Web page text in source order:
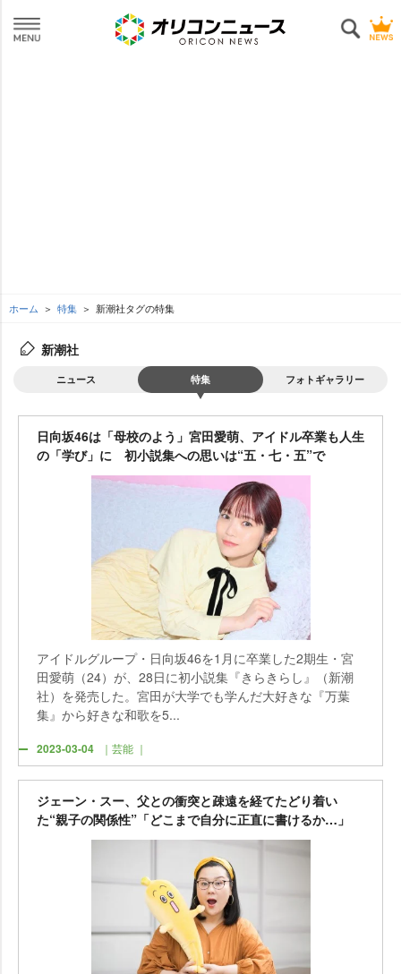
ホーム 特集 新潮社タグの特集
新潮社
ニュース 特集 フォトギャラリー
日向坂46は「母校のよう」宮田愛萌、アイドル卒業も人生
の「学び」に 初小説集への思いは“五・七・五”で
アイドルグループ・日向坂46を1月に卒業した2期生・宮
田愛萌（24）が、28日に初小説集『きらきらし』（新潮
社）を発売した。宮田が大学でも学んだ大好きな『万葉
集』から好きな和歌を5...
2023-03-04 ｜芸能 ｜
ジェーン・スー、父との衝突と疎遠を経てたどり着い
た“親子の関係性”「どこまで自分に正直に書けるか…」